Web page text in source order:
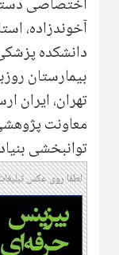
اختصاصی
آخوندزاده،
دانشکده
بیمارستان
تهران، ایران
معاونت
توانبخشی
لطفا روی عکس